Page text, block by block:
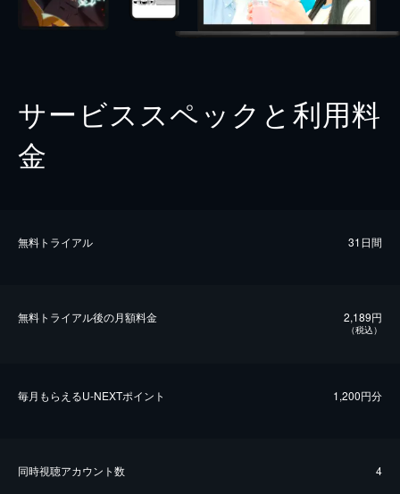
サービススペックと利用料
金
無料トライアル 31日間
無料トライアル後の⽉額料金 2,189円
（税込）
毎⽉もらえるU-NEXTポイント 1,200円分
同時視聴アカウント数 4